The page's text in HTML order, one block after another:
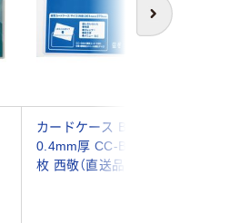
次へ
カードケース B4
0.4mm厚 CC-B44 5
枚 西敬（直送品）